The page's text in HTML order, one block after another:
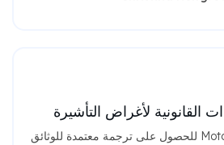
القانونية لأغراض التأشيرة
استخدمتُ موقع Motaword للحصول على ترجمة معتمدة للوثائق